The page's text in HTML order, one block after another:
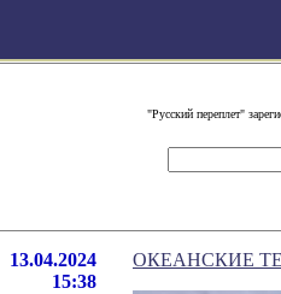
"Русский переплет"
13.04.2024
15:38
ОКЕАНСКИЕ